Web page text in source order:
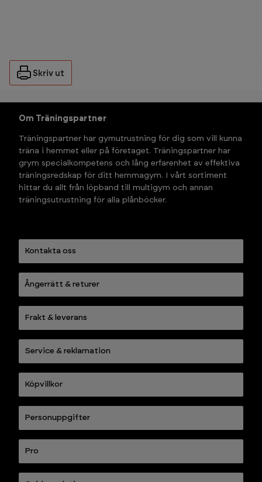
Skriv ut
Om Träningspartner
Träningspartner har gymutrustning för dig som vill kunna
träna i hemmet eller på företaget. Träningspartner har
grym specialkompetens och lång erfarenhet av effektiva
träningsredskap för ditt hemmagym. I vårt sortiment
hittar du allt från löpband till multigym och annan
träningsutrustning för alla plånböcker.
Kontakta oss
Ångerrätt & returer
Frakt & leverans
Service & reklamation
Köpvillkor
Personuppgifter
Pro